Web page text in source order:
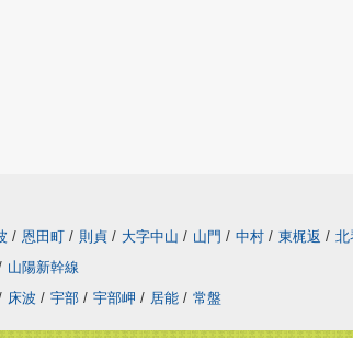
/ 恩田町 / 則貞 / 大字中山 / 山門 / 中村 / 東梶返 / 北
山陽新幹線
床波 / 宇部 / 宇部岬 / 居能 / 常盤